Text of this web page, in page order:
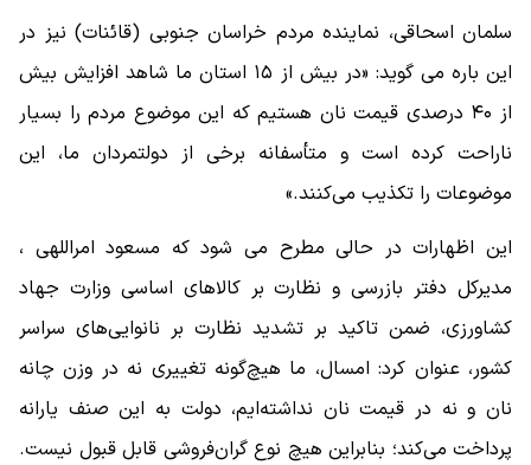
سلمان اسحاقی، نماینده مردم خراسان جنوبی (قائنات) نیز در
این باره می گوید: «در بیش از ۱۵ استان ما شاهد افزایش بیش
از ۴۰ درصدی قیمت نان هستیم که این موضوع مردم را بسیار
ناراحت کرده است و متأسفانه برخی از دولتمردان ما، این
موضوعات را تکذیب می‌کنند.»
این اظهارات در حالی مطرح می شود که مسعود امراللهی ،
مدیرکل دفتر بازرسی و نظارت بر کالاهای اساسی وزارت جهاد
کشاورزی، ضمن تاکید بر تشدید نظارت بر نانوایی‌های سراسر
کشور، عنوان کرد: امسال، ما هیچ‌گونه تغییری نه در وزن چانه
نان و نه در قیمت نان نداشته‌ایم، دولت به این صنف یارانه
پرداخت می‌کند؛ بنابراین هیچ نوع گران‌فروشی قابل قبول نیست.